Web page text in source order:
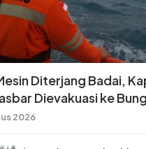
Diterjang Badai,
Dievakuasi ke
2026